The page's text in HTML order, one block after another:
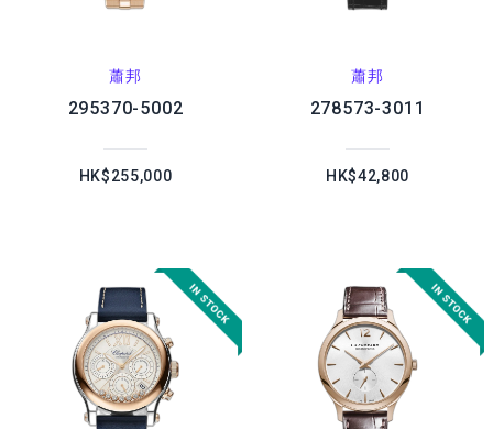
蕭邦
295370-5002
HK$255,000
蕭邦
278573-3011
HK$42,800